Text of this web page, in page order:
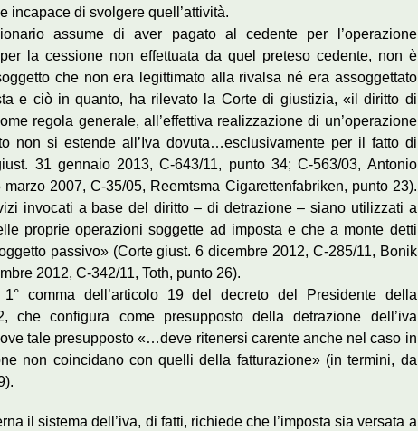
incapace di svolgere quell’attività.
assume di aver pagato al cedente per l’operazione
la cessione non effettuata da quel preteso cedente, non è
che non era legittimato alla rivalsa né era assoggettato
e ciò in quanto, ha rilevato la Corte di giustizia, «il diritto di
regola generale, all’effettiva realizzazione di un’operazione
non si estende all’Iva dovuta…esclusivamente per il fatto di
31 gennaio 2013, C-643/11, punto 34; C-563/03, Antonio
2007, C-35/05, Reemtsma Cigarettenfabriken, punto 23).
invocati a base del diritto – di detrazione – siano utilizzati a
proprie operazioni soggette ad imposta e che a monte detti
passivo» (Corte giust. 6 dicembre 2012, C-285/11, Bonik
2012, C-342/11, Toth, punto 26).
comma dell’articolo 19 del decreto del Presidente della
che configura come presupposto della detrazione dell’iva
tale presupposto «…deve ritenersi carente anche nel caso in
non coincidano con quelli della fatturazione» (in termini, da
il sistema dell’iva, di fatti, richiede che l’imposta sia versata a